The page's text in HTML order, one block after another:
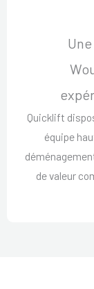
Quicklift
équipe
de valeur